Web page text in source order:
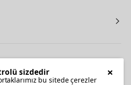
×
sizdedir
bu sitede çerezler